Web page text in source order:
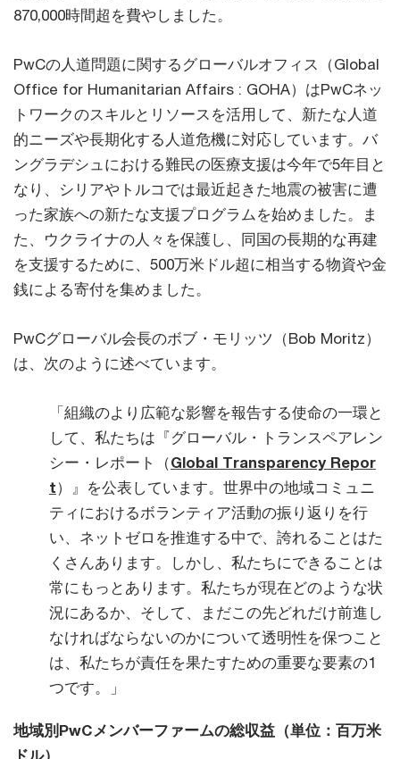
870,000時間超を費やしました。
PwCの人道問題に関するグローバルオフィス（Global
Office for Humanitarian Affairs : GOHA）はPwCネッ
トワークのスキルとリソースを活用して、新たな人道
的ニーズや長期化する人道危機に対応しています。バ
ングラデシュにおける難民の医療支援は今年で5年目と
なり、シリアやトルコでは最近起きた地震の被害に遭
った家族への新たな支援プログラムを始めました。ま
た、ウクライナの人々を保護し、同国の長期的な再建
を支援するために、500万米ドル超に相当する物資や金
銭による寄付を集めました。
PwCグローバル会長のボブ・モリッツ（Bob Moritz）
は、次のように述べています。
「組織のより広範な影響を報告する使命の一環と
して、私たちは『グローバル・トランスペアレン
シー・レポート（Global Transparency Repor
t）』を公表しています。世界中の地域コミュニ
ティにおけるボランティア活動の振り返りを行
い、ネットゼロを推進する中で、誇れることはた
くさんあります。しかし、私たちにできることは
常にもっとあります。私たちが現在どのような状
況にあるか、そして、まだこの先どれだけ前進し
なければならないのかについて透明性を保つこと
は、私たちが責任を果たすための重要な要素の1
つです。」
地域別PwCメンバーファームの総収益（単位：百万米
ドル）